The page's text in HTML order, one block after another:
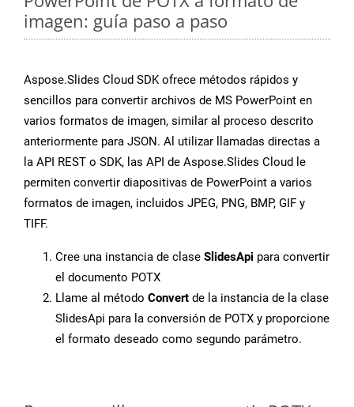
imagen: guía paso a paso
Aspose.Slides Cloud SDK ofrece métodos rápidos y
sencillos para convertir archivos de MS PowerPoint en
varios formatos de imagen, similar al proceso descrito
anteriormente para JSON. Al utilizar llamadas directas a
la API REST o SDK, las API de Aspose.Slides Cloud le
permiten convertir diapositivas de PowerPoint a varios
formatos de imagen, incluidos JPEG, PNG, BMP, GIF y
TIFF.
Cree una instancia de clase SlidesApi para convertir
el documento POTX
Llame al método Convert de la instancia de la clase
SlidesApi para la conversión de POTX y proporcione
el formato deseado como segundo parámetro.